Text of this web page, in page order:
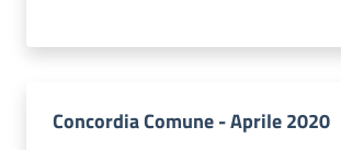
Concordia Comune - Aprile 2020